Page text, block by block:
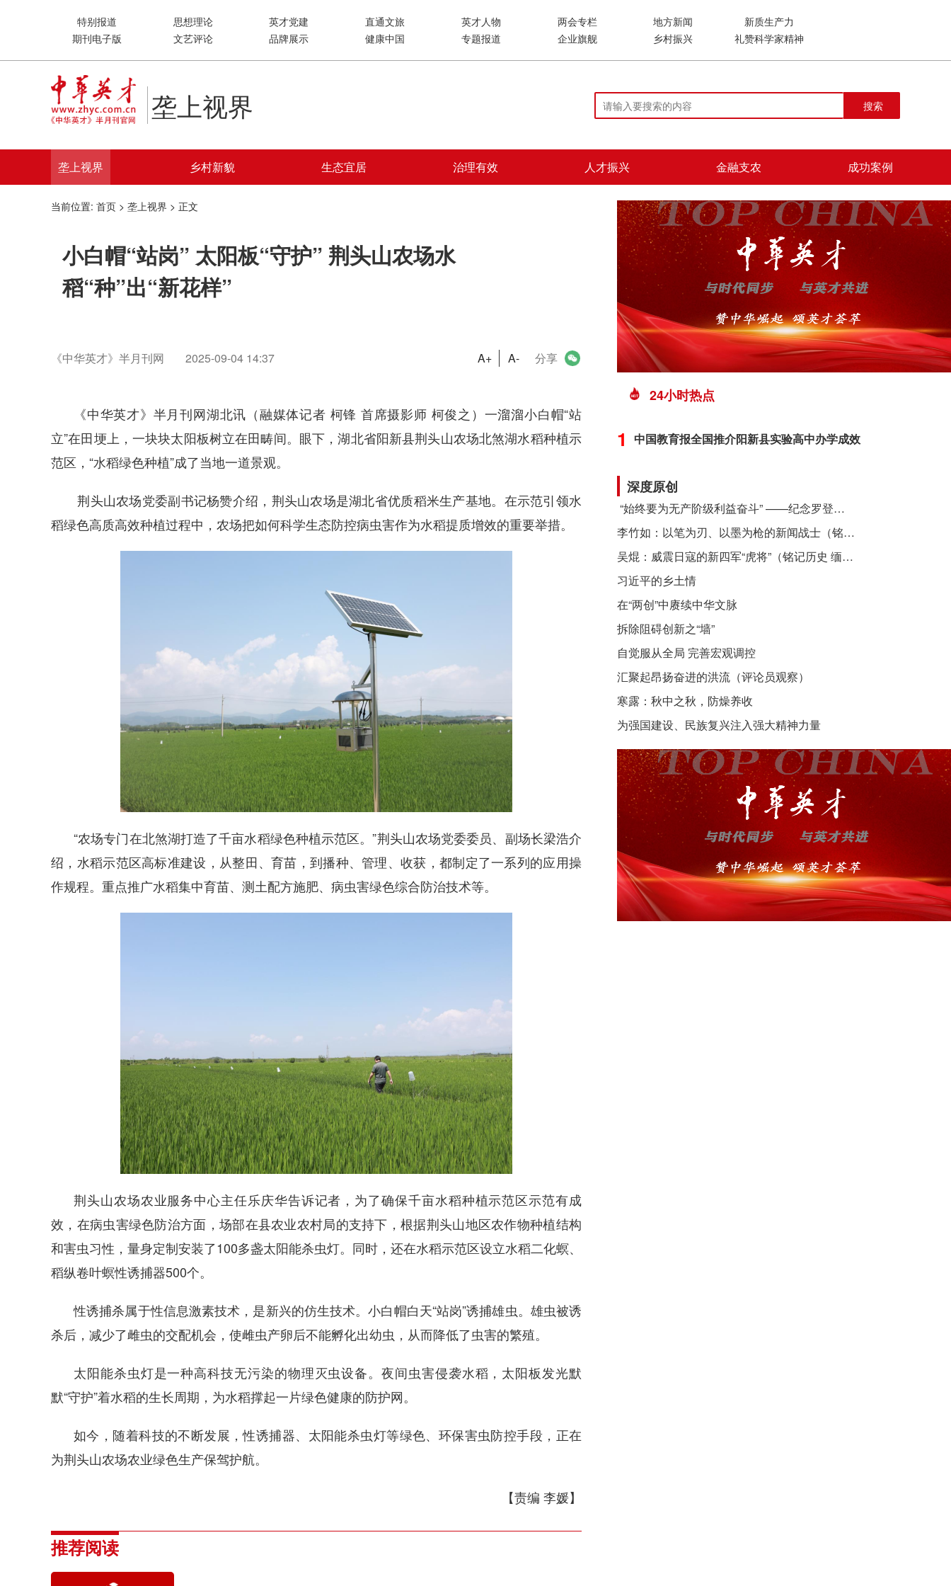
特别报道 思想理论 英才党建 直通文旅 英才人物 两会专栏 地方新闻
新质生产力
期刊电子版
文艺评论 品牌展示 健康中国 专题报道 企业旗舰 乡村振兴 礼赞科学家精神
垄上视界 搜索
垄上视界 乡村新貌 生态宜居 治理有效 人才振兴 金融支农 成功案例
当前位置: 首页 > 垄上视界 > 正文
小白帽“站岗” 太阳板“守护” 荆头山农场水
稻“种”出“新花样”
《中华英才》半月刊网 2025-09-04 14:37 A+ A- 分享
《中华英才》半月刊网湖北讯（融媒体记者 柯锋 首席摄影师 柯俊之） 一溜溜小白帽“站
立”在田埂上，一块块太阳板树立在田畴间。眼下，湖北省阳新县荆头山农场北煞湖水稻种植示
范区，“水稻绿色种植”成了当地一道景观。
荆头山农场党委副书记杨赞介绍，荆头山农场是湖北省优质稻米生产基地。在示范引领水
稻绿色高质高效种植过程中，农场把如何科学生态防控病虫害作为水稻提质增效的重要举措。
“农场专门在北煞湖打造了千亩水稻绿色种植示范区。”荆头山农场党委委员、副场长梁浩介
绍，水稻示范区高标准建设，从整田、育苗，到播种、管理、收获，都制定了一系列的应用操
作规程。重点推广水稻集中育苗、测土配方施肥、病虫害绿色综合防治技术等。
荆头山农场农业服务中心主任乐庆华告诉记者，为了确保千亩水稻种植示范区示范有成
效，在病虫害绿色防治方面，场部在县农业农村局的支持下，根据荆头山地区农作物种植结构
和害虫习性，量身定制安装了100多盏太阳能杀虫灯。同时，还在水稻示范区设立水稻二化螟、
稻纵卷叶螟性诱捕器500个。
性诱捕杀属于性信息激素技术，是新兴的仿生技术。小白帽白天“站岗”诱捕雄虫。雄虫被诱
杀后，减少了雌虫的交配机会，使雌虫产卵后不能孵化出幼虫，从而降低了虫害的繁殖。
太阳能杀虫灯是一种高科技无污染的物理灭虫设备。夜间虫害侵袭水稻，太阳板发光默
默“守护”着水稻的生长周期，为水稻撑起一片绿色健康的防护网。
如今，随着科技的不断发展，性诱捕器、太阳能杀虫灯等绿色、环保害虫防控手段，正在
为荆头山农场农业绿色生产保驾护航。
【责编 李媛】
推荐阅读
24小时热点
1 中国教育报全国推介阳新县实验高中办学成效
深度原创
​ “始终要为无产阶级利益奋斗” ——纪念罗登贤同志诞辰120周年
李竹如：以笔为刃、以墨为枪的新闻战士（铭记历史 缅怀先烈·抗日英雄）
吴焜：威震日寇的新四军“虎将”（铭记历史 缅怀先烈·抗日英雄）
习近平的乡土情
在“两创”中赓续中华文脉
拆除阻碍创新之“墙”
自觉服从全局 完善宏观调控
汇聚起昂扬奋进的洪流（评论员观察）
寒露：秋中之秋，防燥养收
为强国建设、民族复兴注入强大精神力量